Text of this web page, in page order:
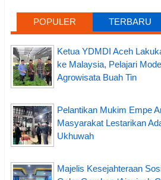
POPULER TERBARU
Ketua YDMDI Aceh
ke Malaysia, Pelajari
Agrowisata Buah Tin
Pelantikan Mukim Empe
Masyarakat Lestarikan
Ukhuwah
Majelis Kesejahteraan